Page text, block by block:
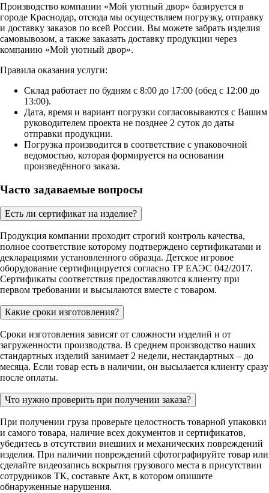
Производство компании «Мой уютный двор» базируется в
городе Краснодар, отсюда мы осуществляем погрузку, отправку
и доставку заказов по всей России. Вы можете забрать изделия
самовывозом, а также заказать доставку продукции через
компанию «Мой уютный двор».
Правила оказания услуги:
Склад работает по будням с 8:00 до 17:00 (обед с 12:00 до
13:00).
Дата, время и вариант погрузки согласовываются с Вашим
руководителем проекта не позднее 2 суток до даты
отправки продукции.
Погрузка производится в соответствие с упаковочной
ведомостью, которая формируется на основании
произведённого заказа.
Часто задаваемые вопросы
Есть ли сертификат на изделие?
Продукция компании проходит строгий контроль качества,
полное соответствие которому подтверждено сертификатами и
декларациями установленного образца. Детское игровое
оборудование сертифицируется согласно ТР ЕАЭС 042/2017.
Сертификаты соответствия предоставляются клиенту при
первом требовании и высылаются вместе с товаром.
Какие сроки изготовления?
Сроки изготовления зависят от сложности изделий и от
загруженности производства. В среднем производство наших
стандартных изделий занимает 2 недели, нестандартных – до
месяца. Если товар есть в наличии, он высылается клиенту сразу
после оплаты.
Что нужно проверить при получении заказа?
При получении груза проверьте целостность товарной упаковки
и самого товара, наличие всех документов и сертификатов,
убедитесь в отсутствии внешних и механических повреждений
изделия. При наличии повреждений сфотографируйте товар или
сделайте видеозапись вскрытия грузового места в присутствии
сотрудников ТК, составьте Акт, в котором опишите
обнаруженные нарушения.